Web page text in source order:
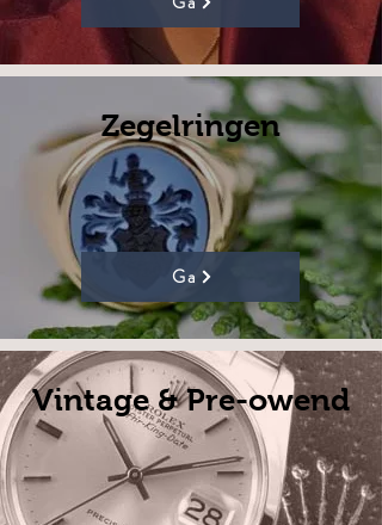
Zegelringen
Ga
Vintage & Pre-owend